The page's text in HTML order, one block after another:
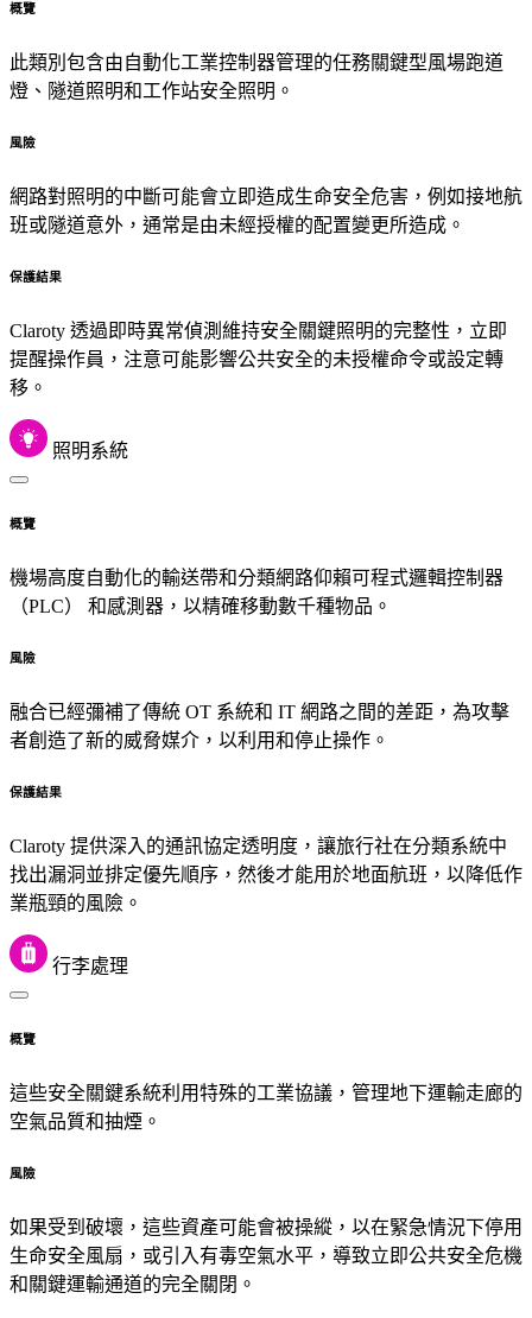
概覽
此類別包含由自動化工業控制器管理的任務關鍵型風場跑道
燈、隧道照明和工作站安全照明。
風險
網路對照明的中斷可能會立即造成生命安全危害，例如接地航
班或隧道意外，通常是由未經授權的配置變更所造成。
保護結果
Claroty 透過即時異常偵測維持安全關鍵照明的完整性，立即
提醒操作員，注意可能影響公共安全的未授權命令或設定轉
移。
照明系統
概覽
機場高度自動化的輸送帶和分類網路仰賴可程式邏輯控制器
（PLC） 和感測器，以精確移動數千種物品。
風險
融合已經彌補了傳統 OT 系統和 IT 網路之間的差距，為攻擊
者創造了新的威脅媒介，以利用和停止操作。
保護結果
Claroty 提供深入的通訊協定透明度，讓旅行社在分類系統中
找出漏洞並排定優先順序，然後才能用於地面航班，以降低作
業瓶頸的風險。
行李處理
概覽
這些安全關鍵系統利用特殊的工業協議，管理地下運輸走廊的
空氣品質和抽煙。
風險
如果受到破壞，這些資產可能會被操縱，以在緊急情況下停用
生命安全風扇，或引入有毒空氣水平，導致立即公共安全危機
和關鍵運輸通道的完全關閉。